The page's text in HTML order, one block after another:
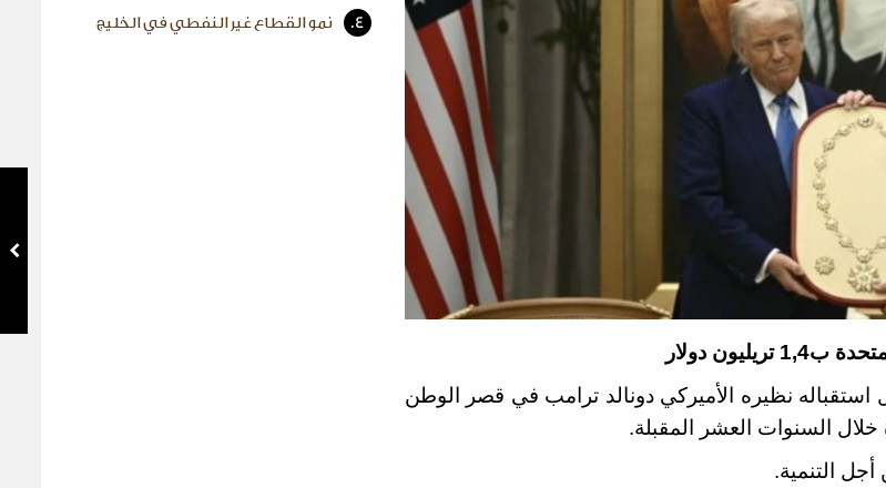
دولار
استقباله نظيره الأميركي دونالد ترامب في قصر الوطن
.
التنمية.
4. نمو القطاع غير النفطي في الخليج